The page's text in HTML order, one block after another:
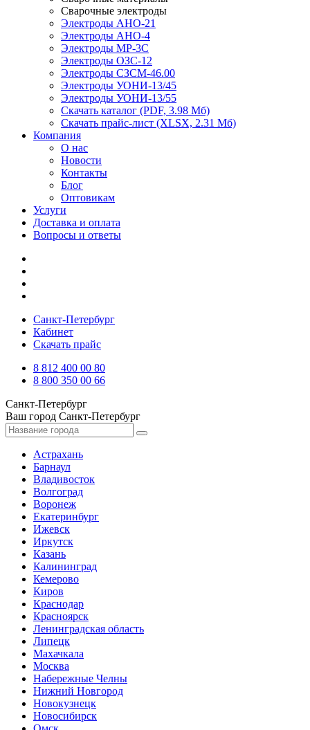
Сварочные электроды
Электроды АНО-21
Электроды АНО-4
Электроды МР-3С
Электроды ОЗС-12
Электроды СЗСМ-46.00
Электроды УОНИ-13/45
Электроды УОНИ-13/55
Скачать каталог (PDF, 3.98 Мб)
Скачать прайс-лист (XLSX, 2.31 Мб)
Компания
О нас
Новости
Контакты
Блог
Оптовикам
Услуги
Доставка и оплата
Вопросы и ответы
Санкт-Петербург
Кабинет
Скачать прайс
8 812 400 00 80
8 800 350 00 66
Санкт-Петербург
Ваш город Санкт-Петербург
Астрахань
Барнаул
Владивосток
Волгоград
Воронеж
Екатеринбург
Ижевск
Иркутск
Казань
Калининград
Кемерово
Киров
Краснодар
Красноярск
Ленинградская область
Липецк
Махачкала
Москва
Набережные Челны
Нижний Новгород
Новокузнецк
Новосибирск